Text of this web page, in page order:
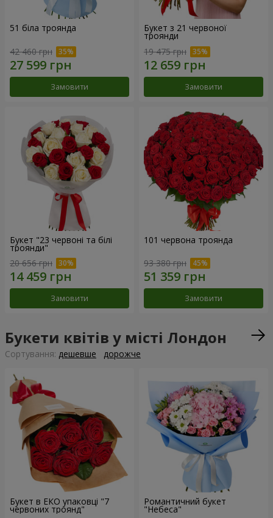
51 біла троянда
42 460 грн
Замовити
Букет з 21 червоної
троянди
19 475 грн
Замовити
Букет "23 червоні та білі
троянди"
20 656 грн
Замовити
101 червона троянда
93 380 грн
Замовити
Букети квітів у місті Лондон
Сортування: дешевше дорожче
Букет в ЕКО упаковці "7
червоних троянд"
Романтичний букет
"Небеса"